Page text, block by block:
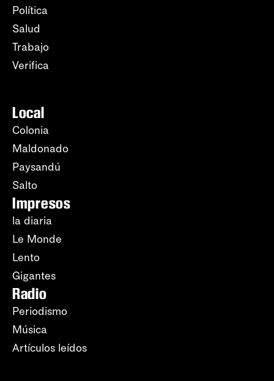
Política
Salud
Trabajo
Verifica
Local
Colonia
Maldonado
Paysandú
Salto
Impresos
la diaria
Le Monde
Lento
Gigantes
Radio
Periodismo
Música
Artículos leídos